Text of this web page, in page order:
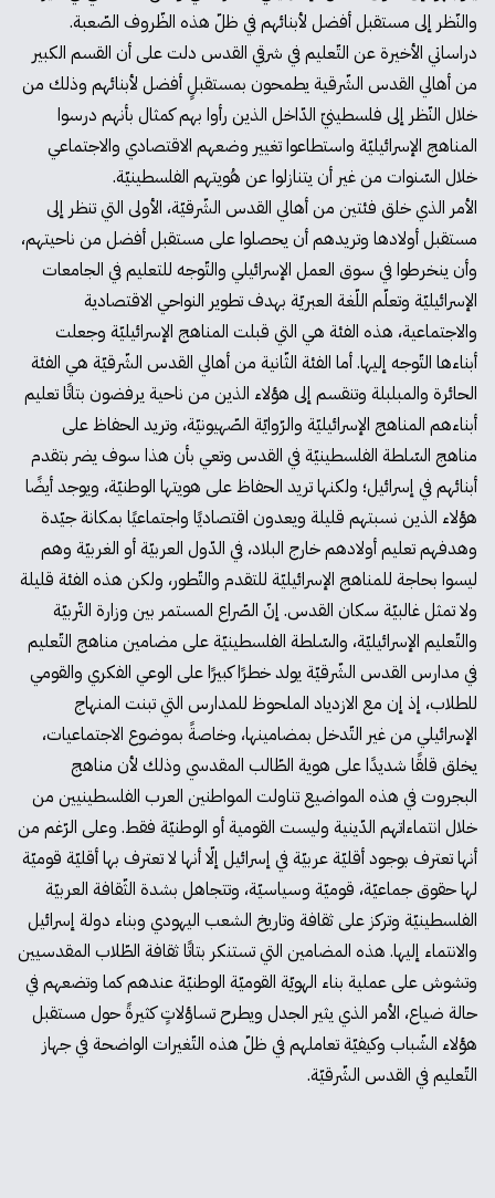
والنّظر إلى مستقبل أفضل لأبنائهم في ظلّ هذه الظّروف الصّعبة.
دراساتي الأخيرة عن التّعليم في شرقي القدس دلت على أن القسم الكبير
من أهالي القدس الشّرقية يطمحون بمستقبلٍ أفضل لأبنائهم وذلك من
خلال النّظر إلى فلسطينيّ الدّاخل الذين رأوا بهم كمثال بأنهم درسوا
المناهج الإسرائيليّة واستطاعوا تغيير وضعهم الاقتصادي والاجتماعي
خلال السّنوات من غير أن يتنازلوا عن هُويتهم الفلسطينيّة.
الأمر الذي خلق فئتين من أهالي القدس الشّرقيّة، الأولى التي تنظر إلى
مستقبل أولادها وتريدهم أن يحصلوا على مستقبل أفضل من ناحيتهم،
وأن ينخرطوا في سوق العمل الإسرائيلي والتّوجه للتعليم في الجامعات
الإسرائيليّة وتعلّم اللّغة العبريّة بهدف تطوير النواحي الاقتصادية
والاجتماعية، هذه الفئة هي التي قبلت المناهج الإسرائيليّة وجعلت
أبناءها التّوجه إليها. أما الفئة الثّانية من أهالي القدس الشّرقيّة هي الفئة
الحائرة والمبلبلة وتنقسم إلى هؤلاء الذين من ناحية يرفضون بتاتًا تعليم
أبناءهم المناهج الإسرائيليّة والرّوايّة الصّهيونيّة، وتريد الحفاظ على
مناهج السّلطة الفلسطينيّة في القدس وتعي بأن هذا سوف يضر بتقدم
أبنائهم في إسرائيل؛ ولكنها تريد الحفاظ على هويتها الوطنيّة، ويوجد أيضًا
هؤلاء الذين نسبتهم قليلة ويعدون اقتصاديًا واجتماعيًا بمكانة جيّدة
وهدفهم تعليم أولادهم خارج البلاد، في الدّول العربيّة أو الغربيّة وهم
ليسوا بحاجة للمناهج الإسرائيليّة للتقدم والتّطور، ولكن هذه الفئة قليلة
ولا تمثل غالبيّة سكان القدس. إنّ الصّراع المستمر بين وزارة التّربيّة
والتّعليم الإسرائيليّة، والسّلطة الفلسطينيّة على مضامين مناهج التّعليم
في مدارس القدس الشّرقيّة يولد خطرًا كبيرًا على الوعي الفكري والقومي
للطلاب، إذ إن مع الازدياد الملحوظ للمدارس التي تبنت المنهاج
الإسرائيلي من غير التّدخل بمضامينها، وخاصةً بموضوع الاجتماعيات،
يخلق قلقًا شديدًا على هوية الطّالب المقدسي وذلك لأن مناهج
البجروت في هذه المواضيع تناولت المواطنين العرب الفلسطينيين من
خلال انتماءاتهم الدّينية وليست القومية أو الوطنيّة فقط. وعلى الرّغم من
أنها تعترف بوجود أقليّة عربيّة في إسرائيل إلّا أنها لا تعترف بها أقليّة قوميّة
لها حقوق جماعيّة، قوميّة وسياسيّة، وتتجاهل بشدة الثّقافة العربيّة
الفلسطينيّة وتركز على ثقافة وتاريخ الشعب اليهودي وبناء دولة إسرائيل
والانتماء إليها. هذه المضامين التي تستنكر بتاتًا ثقافة الطّلاب المقدسيين
وتشوش على عملية بناء الهويّة القوميّة الوطنيّة عندهم كما وتضعهم في
حالة ضياع، الأمر الذي يثير الجدل ويطرح تساؤلاتٍ كثيرةً حول مستقبل
هؤلاء الشّباب وكيفيّة تعاملهم في ظلّ هذه التّغيرات الواضحة في جهاز
التّعليم في القدس الشّرقيّة.